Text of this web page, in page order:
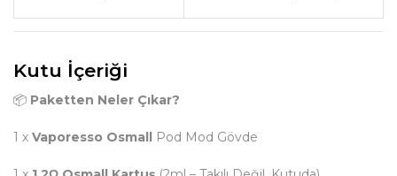
Kutu İçeriği
📦 Paketten Neler Çıkar?
1 x Vaporesso Osmall Pod Mod Gövde